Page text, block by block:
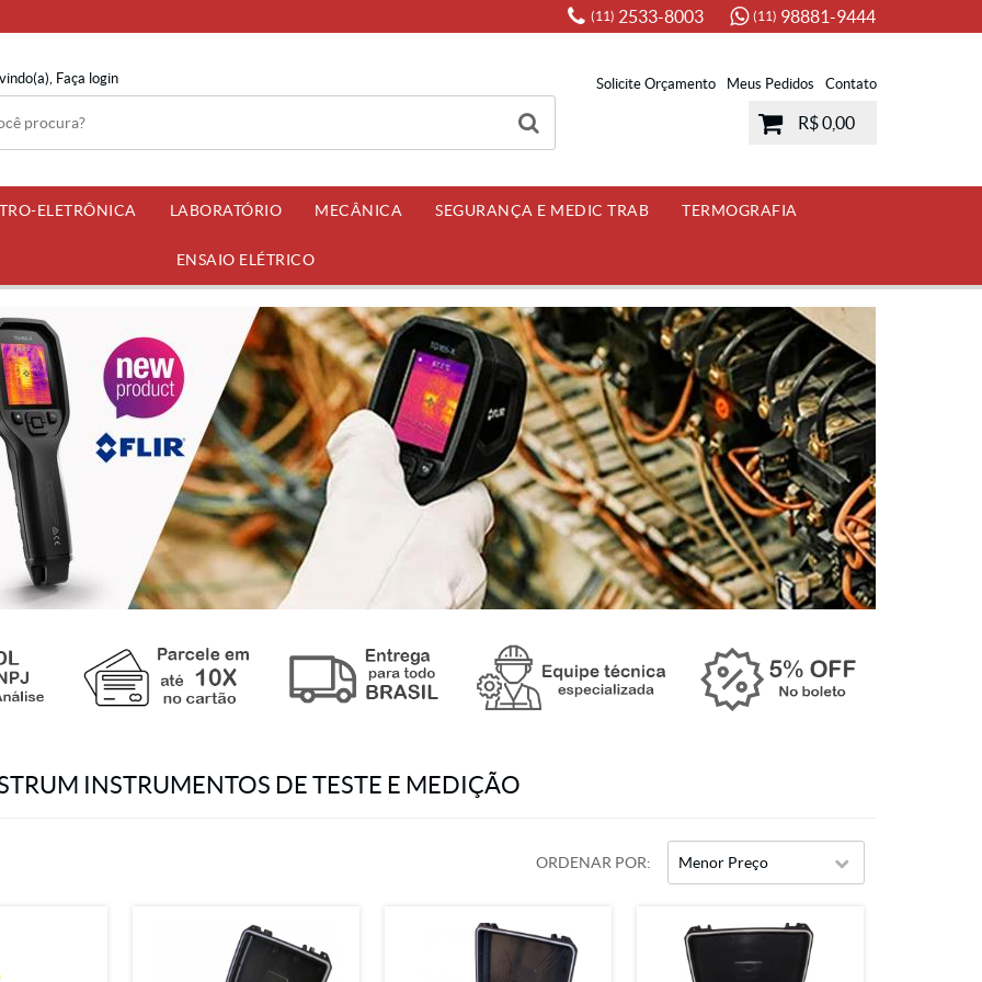
(11) 2533-8003 (11) 98881-9444
Faça login Solicite Orçamento Meus Pedidos Contato
R$ 0,00
ELETRÔNICA LABORATÓRIO MECÂNICA SEGURANÇA E MEDIC TRAB TERMOGRAFIA
ENSAIO ELÉTRICO
INSTRUMENTOS DE TESTE E MEDIÇÃO
ORDENAR POR Menor Preço